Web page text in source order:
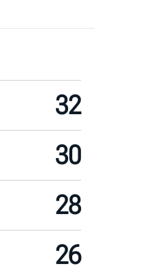
32
30
28
26